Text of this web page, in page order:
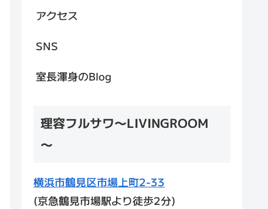
アクセス
SNS
室長渾身のBlog
理容フルサワ～LIVINGROOM
～
横浜市鶴見区市場上町2-33
(京急鶴見市場駅より徒歩2分)